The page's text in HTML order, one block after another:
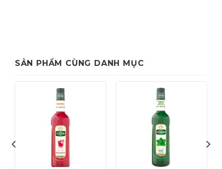
SẢN PHẨM CÙNG DANH MỤC